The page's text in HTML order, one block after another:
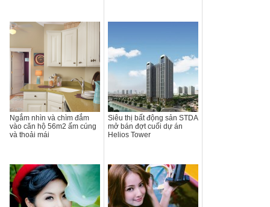
Ngắm nhìn và chìm đắm
vào căn hộ 56m2 ấm cúng
và thoải mái
Siêu thị bất động sản STDA
mở bán đợt cuối dự án
Helios Tower